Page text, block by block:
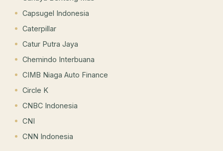
Capsugel Indonesia
Caterpillar
Catur Putra Jaya
Chemindo Interbuana
CIMB Niaga Auto Finance
Circle K
CNBC Indonesia
CNI
CNN Indonesia